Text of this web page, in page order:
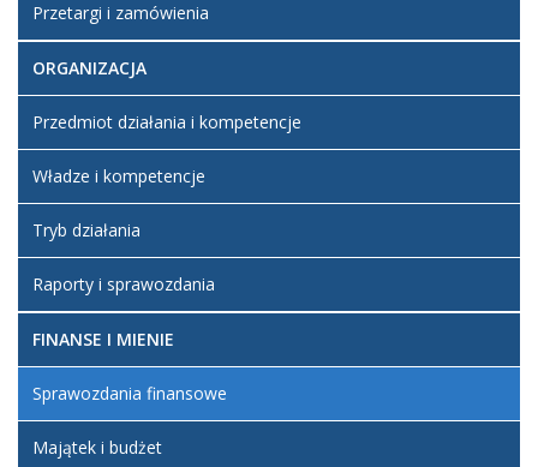
Przetargi i zamówienia
ORGANIZACJA
Przedmiot działania i kompetencje
Władze i kompetencje
Tryb działania
Raporty i sprawozdania
FINANSE I MIENIE
Sprawozdania finansowe
Majątek i budżet